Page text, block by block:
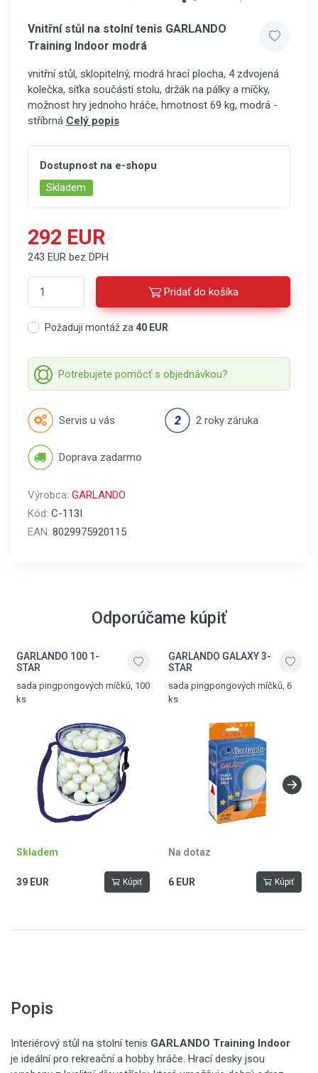
Vnitřní stůl na stolní tenis GARLANDO
Training Indoor modrá
vnitřní stůl, sklopitelný, modrá hrací plocha, 4 zdvojená
kolečka, síťka součástí stolu, držák na pálky a míčky,
možnost hry jednoho hráče, hmotnost 69 kg, modrá -
stříbrná Celý popis
Dostupnost na e-shopu
Skladem
292 EUR
243 EUR bez DPH
Pridať do košíka
Požaduji montáž za 40 EUR
Potrebujete pomôcť s objednávkou?
Servis u vás 2 roky záruka
Doprava zadarmo
Výrobca: GARLANDO
Kód: C-113I
EAN: 8029975920115
Odporúčame kúpiť
GARLANDO 100 1-
STAR
sada pingpongových míčků, 100
ks
Skladem
39 EUR Kúpiť
GARLANDO GALAXY 3-
STAR
sada pingpongových míčků, 6
ks
Na dotaz
6 EUR Kúpiť
Popis
Interiérový stůl na stolní tenis GARLANDO Training Indoor
je ideální pro rekreační a hobby hráče. Hrací desky jsou